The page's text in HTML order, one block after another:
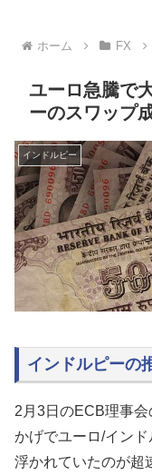
ホーム FX
ユーロ急騰
ーのスワップ
インドルピー
インドルピーの
2月3日のECB理事
かげでユーロ/イン
浮かれていたのが超